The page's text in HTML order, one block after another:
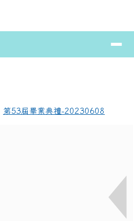
訊網
⏸
第53屆畢業典禮-20230608